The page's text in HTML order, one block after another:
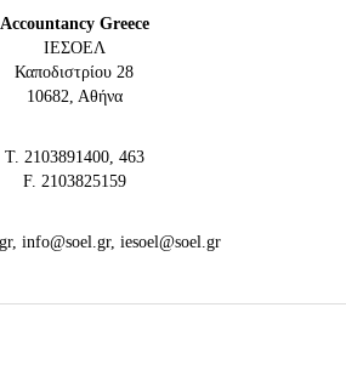
Accountancy Greece
IEΣΟΕΛ
Καποδιστρίου 28
10682, Αθήνα
Τ. 2103891400, 463
F. 2103825159
info@soel.gr, iesoel@soel.gr